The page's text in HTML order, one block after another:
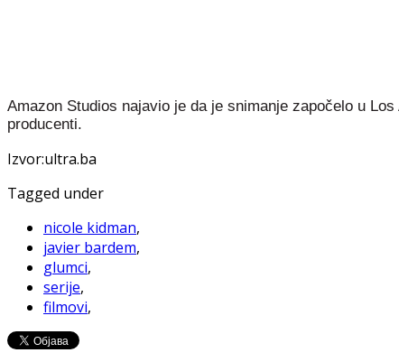
Amazon Studios najavio je da je snimanje započelo u
producenti.
Izvor:ultra.ba
Tagged under
nicole kidman,
javier bardem,
glumci,
serije,
filmovi,